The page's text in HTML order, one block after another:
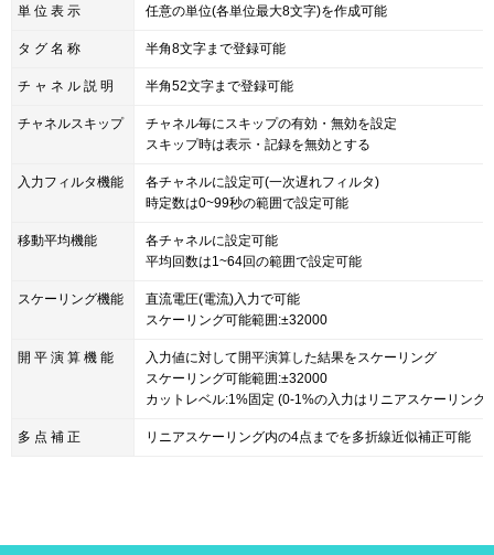
単 位 表 示 任意の単位(各単位最大8文字)を作成可能
タ グ 名 称 半角8文字まで登録可能
チ ャ ネ ル 説 明 半角52文字まで登録可能
チャネルスキップ
チャネル毎にスキップの有効・無効を設定
スキップ時は表示・記録を無効とする
入力フィルタ機能
各チャネルに設定可(一次遅れフィルタ)
時定数は0~99秒の範囲で設定可能
移動平均機能
各チャネルに設定可能
平均回数は1~64回の範囲で設定可能
スケーリング機能
直流電圧(電流)入力で可能
スケーリング可能範囲:±32000
開 平 演 算 機 能
入力値に対して開平演算した結果をスケーリング
スケーリング可能範囲:±32000
カットレベル:1%固定 (0-1%の入力はリニアスケーリング
多 点 補 正 リニアスケーリング内の4点までを多折線近似補正可能